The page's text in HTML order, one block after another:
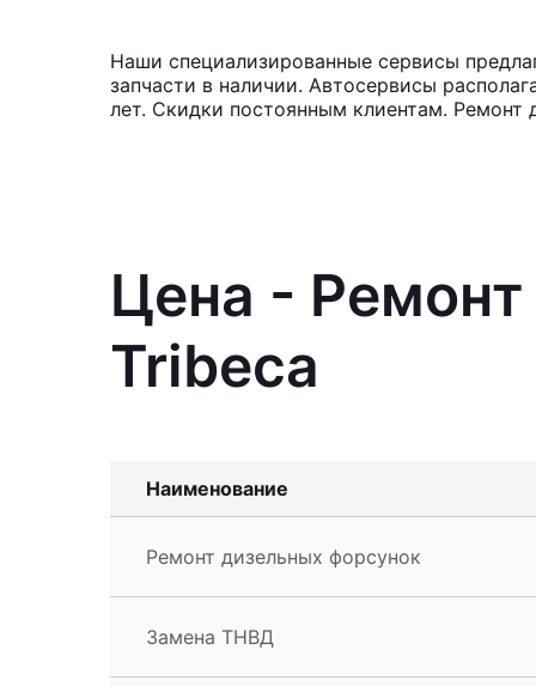
Наши специализированные сервисы
запчасти в наличии. Автосервисы
лет. Скидки постоянным клиентам. Ремонт
Цена - Ремонт
Tribeca
Наименование
Ремонт дизельных форсунок
Замена ТНВД